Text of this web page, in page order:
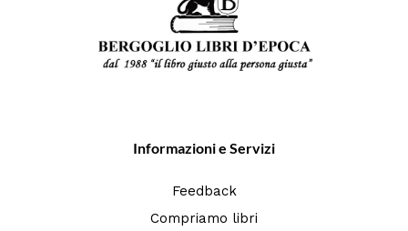
Informazioni e Servizi
Feedback
Compriamo libri